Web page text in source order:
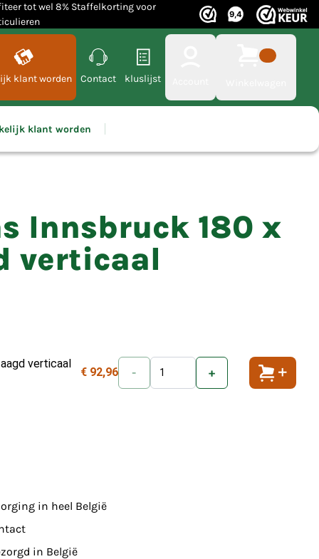
tot wel 8% Staffelkorting voor
klant worden Contact kluslijst
klant worden
Innsbruck 180 x
verticaal
verticaal
€ 92,96 - +
in heel België
in België